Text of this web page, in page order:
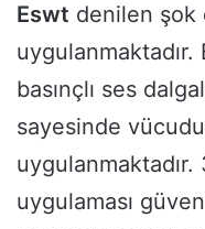
Eswt denilen şok
basınçlı ses
sayesinde
uygulaması